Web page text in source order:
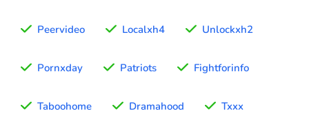
Peervideo Localxh4 Unlockxh2
Pornxday Patriots Fightforinfo
Taboohome Dramahood Txxx